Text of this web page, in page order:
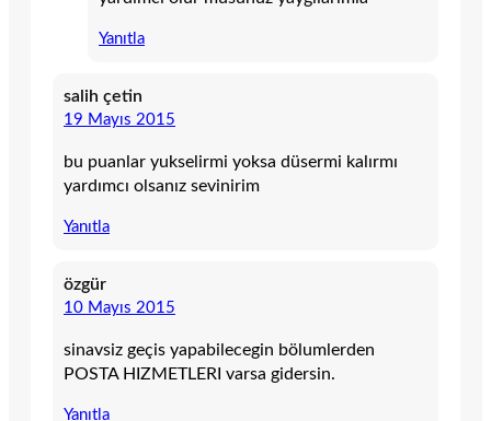
Yanıtla
salih çetin
19 Mayıs 2015
bu puanlar yukselirmi yoksa düsermi kalırmı
yardımcı olsanız sevinirim
Yanıtla
özgür
10 Mayıs 2015
sinavsiz geçis yapabilecegin bölumlerden
POSTA HIZMETLERI varsa gidersin.
Yanıtla